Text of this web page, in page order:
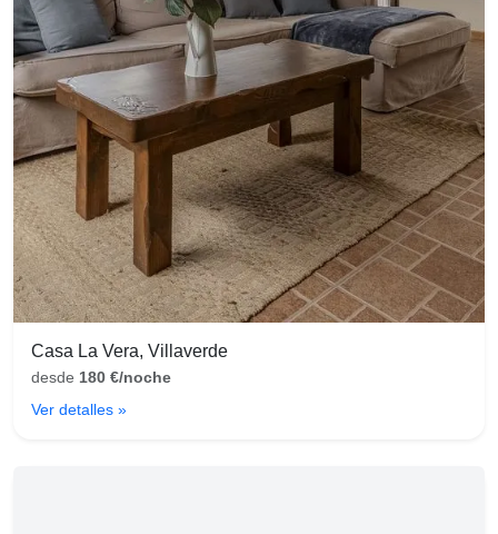
Casa La Vera, Villaverde
desde 180 €/noche
Ver detalles »